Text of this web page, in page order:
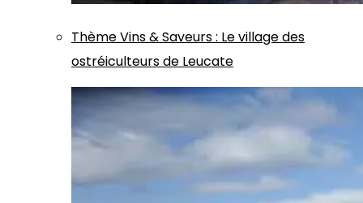
ThèmeVins & Saveurs: Le village des
ostréiculteurs de Leucate